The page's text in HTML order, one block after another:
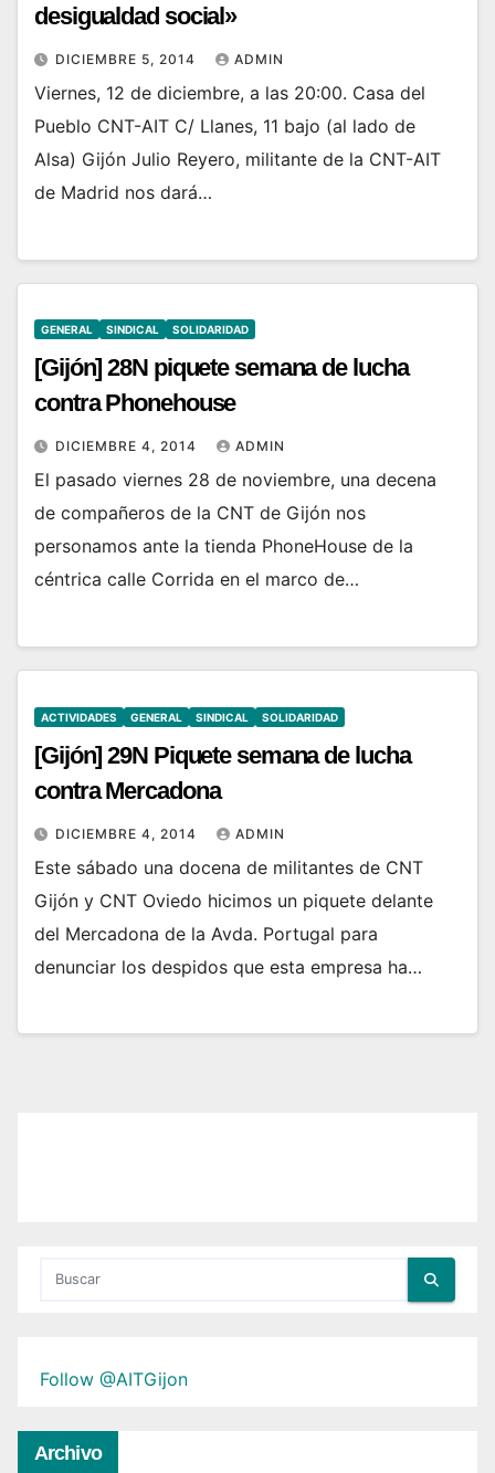
desigualdad social»
DICIEMBRE 5, 2014 ADMIN
Viernes, 12 de diciembre, a las 20:00. Casa del
Pueblo CNT-AIT C/ Llanes, 11 bajo (al lado de
Alsa) Gijón Julio Reyero, militante de la CNT-AIT
de Madrid nos dará…
GENERAL SINDICAL SOLIDARIDAD
[Gijón] 28N piquete semana de lucha
contra Phonehouse
DICIEMBRE 4, 2014 ADMIN
El pasado viernes 28 de noviembre, una decena
de compañeros de la CNT de Gijón nos
personamos ante la tienda PhoneHouse de la
céntrica calle Corrida en el marco de…
ACTIVIDADES GENERAL SINDICAL SOLIDARIDAD
[Gijón] 29N Piquete semana de lucha
contra Mercadona
DICIEMBRE 4, 2014 ADMIN
Este sábado una docena de militantes de CNT
Gijón y CNT Oviedo hicimos un piquete delante
del Mercadona de la Avda. Portugal para
denunciar los despidos que esta empresa ha…
Follow @AITGijon
Archivo